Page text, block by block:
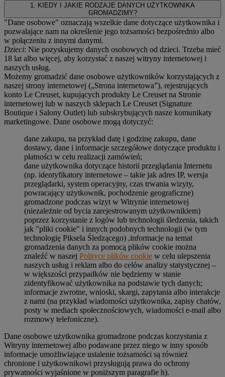
1. KIEDY I JAKIE RODZAJE DANYCH UŻYTKOWNIKA
GROMADZIMY?
"Dane osobowe" oznaczają wszelkie dane dotyczące użytkownika i
pozwalające nam na określenie jego tożsamości bezpośrednio albo
w połączeniu z innymi danymi.
Dzieci: Nie pozyskujemy danych osobowych od dzieci. Trzeba mieć
18 lat albo więcej, aby korzystać z naszej witryny internetowej i
naszych usług.
Możemy gromadzić dane osobowe użytkowników korzystających z
naszej strony internetowej („Strona internetowa”), rejestrujących
konto Le Creuset, kupujących produkty Le Creuset na Stronie
internetowej lub w naszych sklepach Le Creuset (Signature
Boutique i Salony Outlet) lub subskrybujących nasze komunikaty
marketingowe. Dane osobowe mogą dotyczyć:
dane zakupu, na przykład datę i godzinę zakupu, dane
dostawy, dane i informacje szczegółowe dotyczące produktu i
płatności w celu realizacji zamówień;
dane użytkownika dotyczące historii przeglądania Internetu
(np. identyfikatory internetowe – takie jak adres IP, wersja
przeglądarki, system operacyjny, czas trwania wizyty,
powracający użytkownik, pochodzenie geograficzne)
gromadzone podczas wizyt w Witrynie internetowej
(niezależnie od bycia zarejestrowanym użytkownikiem)
poprzez korzystanie z logów lub technologii śledzenia, takich
jak "pliki cookie" i innych podobnych technologii (w tym
technologię Piksela Śledzącego) ,informacje na temat
gromadzenia danych za pomocą plików cookie można
znaleźć w naszej Polityce plików cookie w celu ulepszenia
naszych usług i reklam albo do celów analizy statystycznej –
w większości przypadków nie będziemy w stanie
zidentyfikować użytkownika na podstawie tych danych;
informacje zwrotne, wnioski, skargi, zapytania albo interakcje
z nami (na przykład wiadomości użytkownika, zapisy chatów,
posty w mediach społecznościowych, wiadomości e-mail albo
rozmowy telefoniczne).
Dane osobowe użytkownika gromadzone podczas korzystania z
Witryny internetowej albo podawane przez niego w inny sposób
informacje umożliwiające ustalenie tożsamości są również
chronione i użytkownikowi przysługują prawa do ochrony
prywatności wyjaśnione w poniższym paragrafie h).